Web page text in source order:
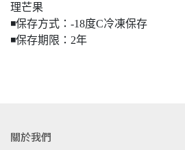
理芒果​​​​​​
◾️保存方式：-18度C冷凍保存
◾️保存期限：2年
關於我們